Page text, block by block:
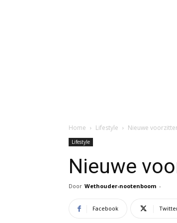
Home Lifestyle Nieuwe
Lifestyle
Nieuwe
Door Wethouder-nootenboom -
Facebook